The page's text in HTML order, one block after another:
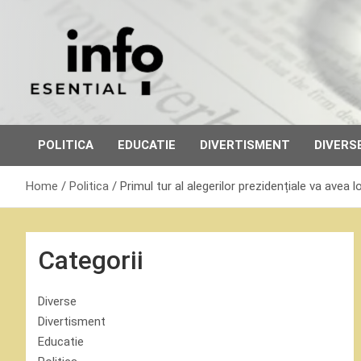
POLITICA EDUCATIE DIVERTISMENT
Home Politica Primul tur al alegerilor prezidențiale va avea
Categorii
Diverse
Divertisment
Educatie